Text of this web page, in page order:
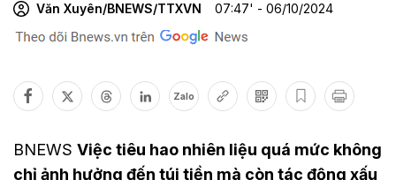
Văn Xuyên/BNEWS/TTXVN 07:47' - 06/10/2024
Zalo
BNEWS Việc tiêu hao nhiên liệu quá mức không
chỉ ảnh hưởng đến túi tiền mà còn tác động xấu